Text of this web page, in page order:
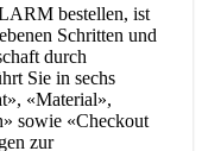
bestellen, ist
Schritten und
durch
Sie in sechs
«Material»,
sowie «Checkout
zur